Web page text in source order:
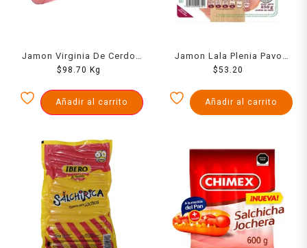
Jamon Virginia De Cerdo
Cianca Kg
$ 98.70 Kg
Añadir al carrito
Jamon Lala Plenia Pavo
Virginia 250 Grs
$53.20
Añadir al carrito